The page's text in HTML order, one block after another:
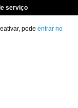
serviço
pode entrar no